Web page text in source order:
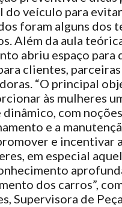
do veículo para
foram alguns dos
Além da aula
abriu espaço para
clientes, parceiras
“O principal
às mulheres
dinâmico, com
e a
e incentivar
em especial
dos carros”,
Supervisora de